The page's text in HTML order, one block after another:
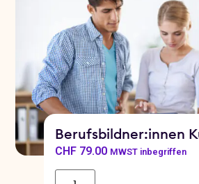
Berufsbildner:innen
CHF79.00 MWST inbegriffen